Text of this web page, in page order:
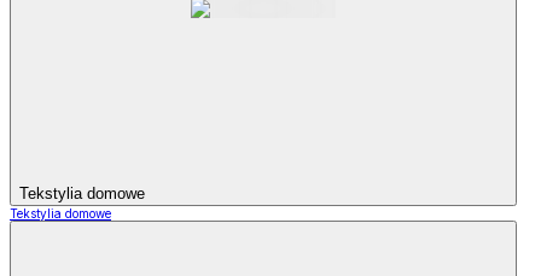
Tekstylia domowe
Tekstylia domowe